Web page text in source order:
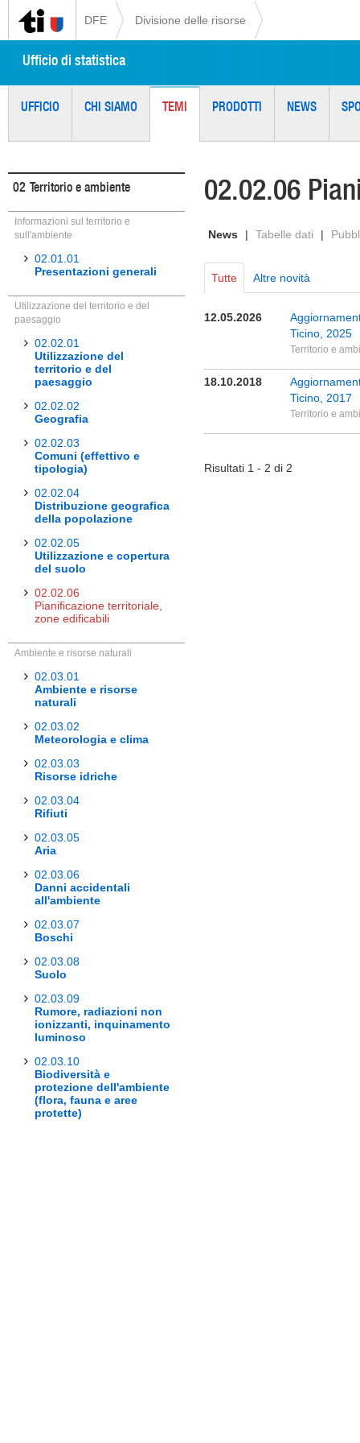
DFE Divisione delle risorse
Ufficio di statistica
UFFICIO CHI SIAMO TEMI PRODOTTI NEWS
02 Territorio e ambiente
Informazioni sul territorio e
sull'ambiente
02.01.01
Presentazioni generali
Utilizzazione del territorio e del
paesaggio
02.02.01
Utilizzazione del
territorio e del
paesaggio
02.02.02
Geografia
02.02.03
Comuni (effettivo e
tipologia)
02.02.04
Distribuzione geografica
della popolazione
02.02.05
Utilizzazione e copertura
del suolo
02.02.06
Pianificazione territoriale,
zone edificabili
Ambiente e risorse naturali
02.03.01
Ambiente e risorse
naturali
02.03.02
Meteorologia e clima
02.03.03
Risorse idriche
02.03.04
Rifiuti
02.03.05
Aria
02.03.06
Danni accidentali
all'ambiente
02.03.07
Boschi
02.03.08
Suolo
02.03.09
Rumore, radiazioni non
ionizzanti, inquinamento
luminoso
02.03.10
Biodiversità e
protezione dell'ambiente
(flora, fauna e aree
protette)
02.02.06
News | Tabelle dati |
Tutte Altre novità
12.05.2026
Ticino, 2025
Territorio e
18.10.2018
Ticino, 2017
Territorio e
Risultati 1 - 2 di 2